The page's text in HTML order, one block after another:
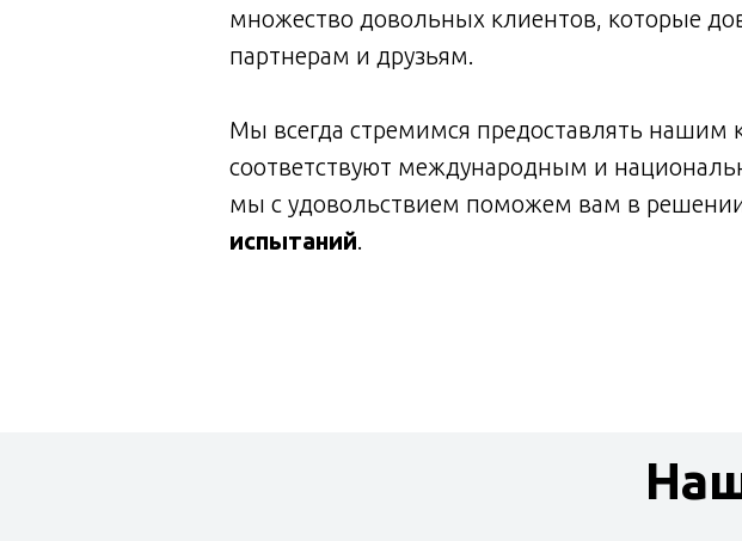
множество довольных клиентов, которые
партнерам и друзьям.
Мы всегда стремимся предоставлять нашим
соответствуют международным и
мы с удовольствием поможем вам в
испытаний.
Оставьте